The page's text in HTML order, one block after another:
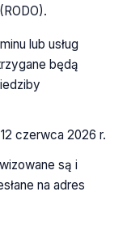
lub usług
będą
czerwca 2026 r.
są i
na adres